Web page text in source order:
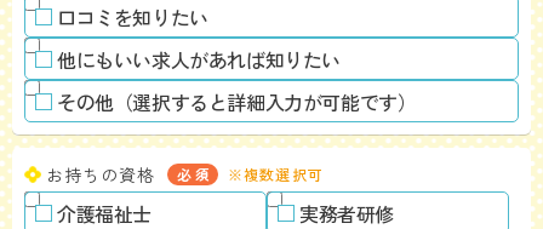
口コミを知りたい
他にもいい求人があれば知りたい
その他（選択すると詳細入力が可能です）
お持ちの資格 ※複数選択可
介護福祉士
実務者研修